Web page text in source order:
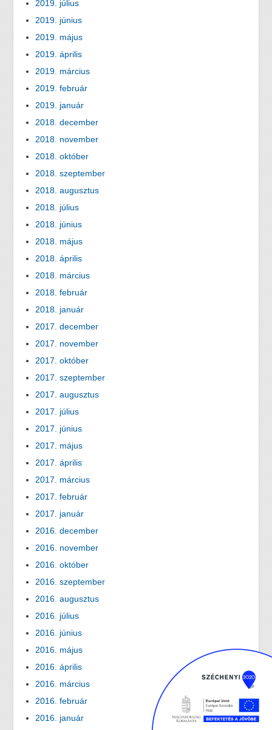
2019. július
2019. június
2019. május
2019. április
2019. március
2019. február
2019. január
2018. december
2018. november
2018. október
2018. szeptember
2018. augusztus
2018. július
2018. június
2018. május
2018. április
2018. március
2018. február
2018. január
2017. december
2017. november
2017. október
2017. szeptember
2017. augusztus
2017. július
2017. június
2017. május
2017. április
2017. március
2017. február
2017. január
2016. december
2016. november
2016. október
2016. szeptember
2016. augusztus
2016. július
2016. június
2016. május
2016. április
2016. március
2016. február
2016. január